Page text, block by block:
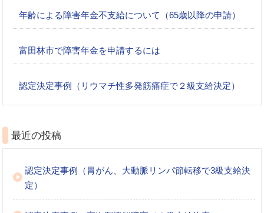
年齢による障害年金不支給について（65歳以降の申請）
富田林市で障害年金を申請するには
認定決定事例（リウマチ性多発筋痛症で２級支給決定）
最近の投稿
認定決定事例（胃がん、大動脈リンパ節転移で3級支給決
定）